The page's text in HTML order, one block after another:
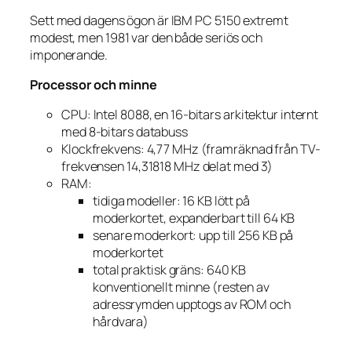
Sett med dagens ögon är IBM PC 5150 extremt
modest, men 1981 var den både seriös och
imponerande.
Processor och minne
CPU: Intel 8088, en 16-bitars arkitektur internt
med 8-bitars databuss
Klockfrekvens: 4,77 MHz (framräknad från TV-
frekvensen 14,31818 MHz delat med 3)
RAM:
tidiga modeller: 16 KB lött på
moderkortet, expanderbart till 64 KB
senare moderkort: upp till 256 KB på
moderkortet
total praktisk gräns: 640 KB
konventionellt minne (resten av
adressrymden upptogs av ROM och
hårdvara)